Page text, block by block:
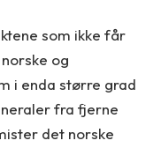
som ikke får
og
i enda større grad
fra fjerne
det norske